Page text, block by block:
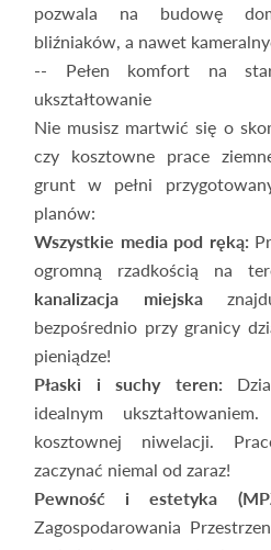
pozwala na budowę
bliźniaków, a nawet
-- Pełen komfort na
ukształtowanie
Nie musisz martwić się o
czy kosztowne prace
grunt w pełni
planów:
Wszystkie media pod ręką:
ogromną rzadkością na
kanalizacja miejska
bezpośrednio przy granicy
pieniądze!
Płaski i suchy teren:
idealnym
kosztownej niwelacji.
zaczynać niemal od zaraz!
Pewność i estetyka
Zagospodarowania